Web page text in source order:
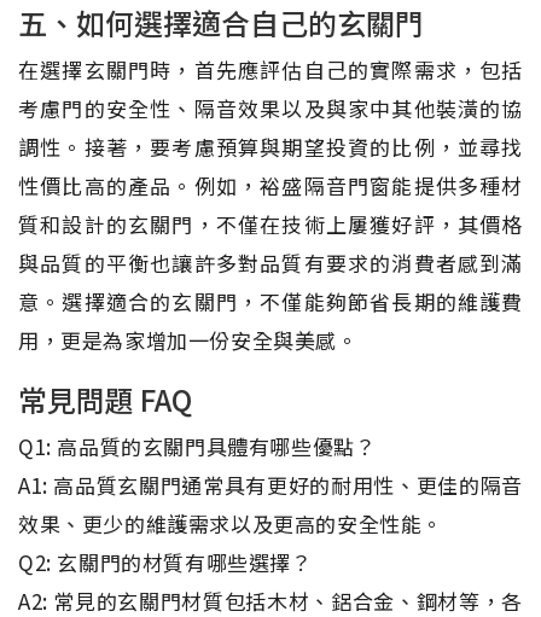
五、如何選擇適合自己的玄關門
在選擇玄關門時，首先應評估自己的實際需求，包括
考慮門的安全性、隔音效果以及與家中其他裝潢的協
調性。接著，要考慮預算與期望投資的比例，並尋找
性價比高的產品。例如，裕盛隔音門窗能提供多種材
質和設計的玄關門，不僅在技術上屢獲好評，其價格
與品質的平衡也讓許多對品質有要求的消費者感到滿
意。選擇適合的玄關門，不僅能夠節省長期的維護費
用，更是為家增加一份安全與美感。
常見問題 FAQ
Q1: 高品質的玄關門具體有哪些優點？
A1: 高品質玄關門通常具有更好的耐用性、更佳的隔音
效果、更少的維護需求以及更高的安全性能。
Q2: 玄關門的材質有哪些選擇？
A2: 常見的玄關門材質包括木材、鋁合金、鋼材等，各